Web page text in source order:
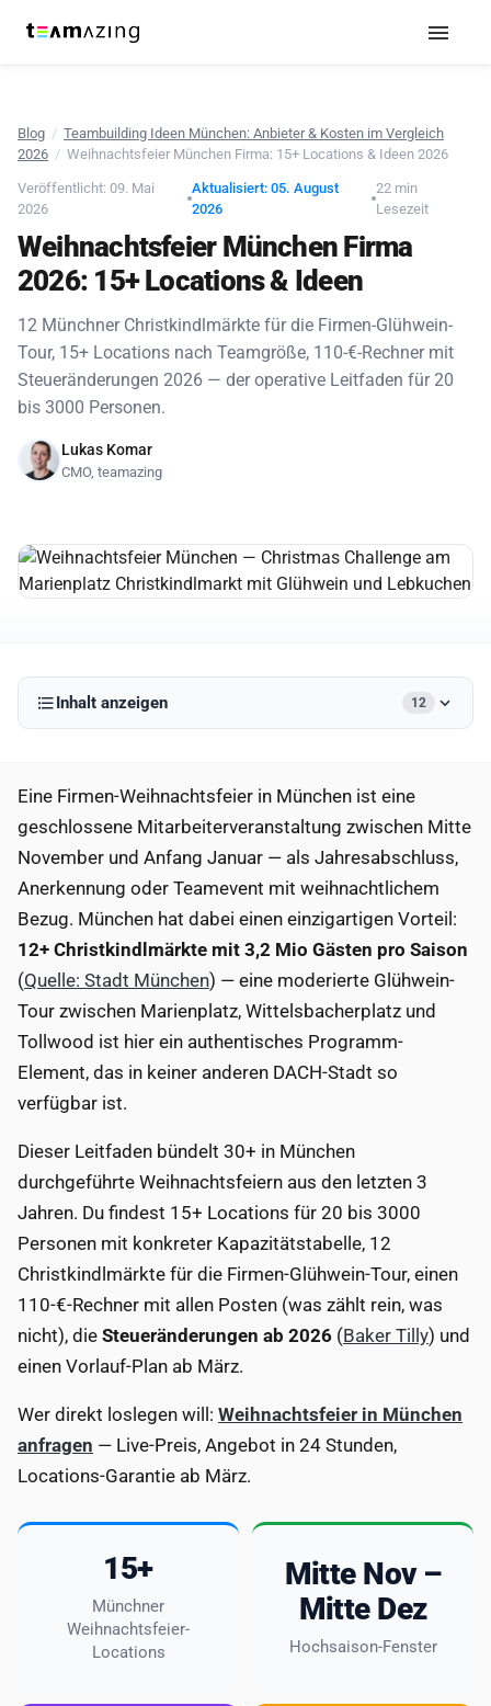
Blog / Teambuilding Ideen München: Anbieter & Kosten im Vergleich
2026 / Weihnachtsfeier München Firma: 15+ Locations & Ideen 2026
Veröffentlicht: 09. Mai
2026
Aktualisiert: 05. August
2026
22 min
Lesezeit
Weihnachtsfeier München Firma
2026: 15+ Locations & Ideen
12 Münchner Christkindlmärkte für die Firmen-Glühwein-
Tour, 15+ Locations nach Teamgröße, 110-€-Rechner mit
Steueränderungen 2026 — der operative Leitfaden für 20
bis 3000 Personen.
Lukas Komar
CMO, teamazing
Inhalt anzeigen 12
Eine Firmen-Weihnachtsfeier in München ist eine
geschlossene Mitarbeiterveranstaltung zwischen Mitte
November und Anfang Januar — als Jahresabschluss,
Anerkennung oder Teamevent mit weihnachtlichem
Bezug. München hat dabei einen einzigartigen Vorteil:
12+ Christkindlmärkte mit 3,2 Mio Gästen pro Saison
(Quelle: Stadt München) — eine moderierte Glühwein-
Tour zwischen Marienplatz, Wittelsbacherplatz und
Tollwood ist hier ein authentisches Programm-
Element, das in keiner anderen DACH-Stadt so
verfügbar ist.
Dieser Leitfaden bündelt 30+ in München
durchgeführte Weihnachtsfeiern aus den letzten 3
Jahren. Du findest 15+ Locations für 20 bis 3000
Personen mit konkreter Kapazitätstabelle, 12
Christkindlmärkte für die Firmen-Glühwein-Tour, einen
110-€-Rechner mit allen Posten (was zählt rein, was
nicht), die Steueränderungen ab 2026 (Baker Tilly) und
einen Vorlauf-Plan ab März.
Wer direkt loslegen will: Weihnachtsfeier in München
anfragen — Live-Preis, Angebot in 24 Stunden,
Locations-Garantie ab März.
15+
Münchner
Weihnachtsfeier-
Locations
Mitte Nov –
Mitte Dez
Hochsaison-Fenster